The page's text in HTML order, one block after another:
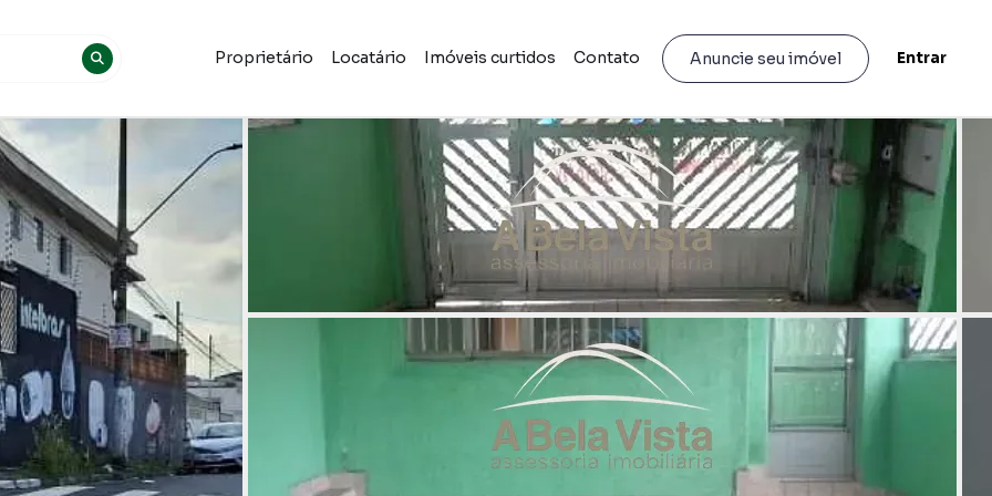
Proprietário Locatário Imóveis curtidos Contato Anuncie seu imóvel Entrar